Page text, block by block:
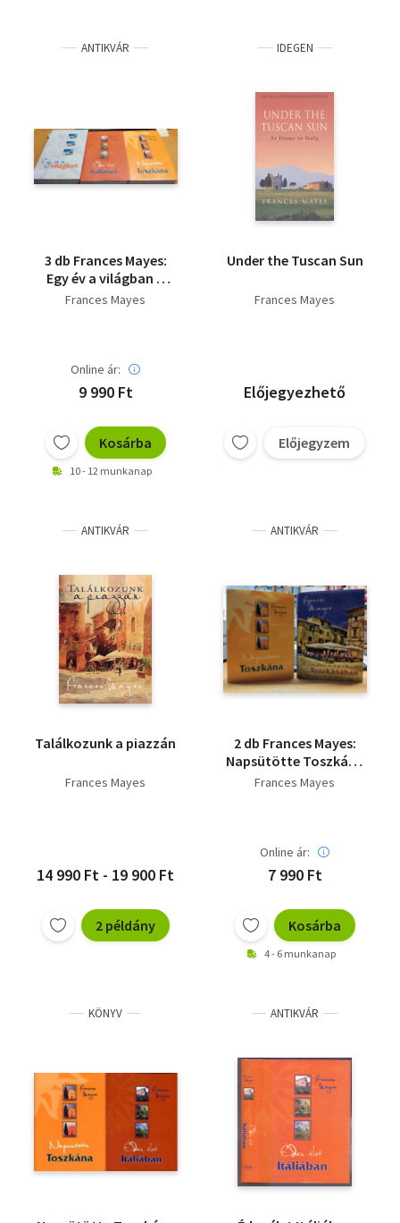
ANTIKVÁR
3 db Frances Mayes:
Egy év a világban +
Édes élet Itáliában +
Frances Mayes
Online ár:
9 990 Ft
Kosárba
10 - 12 munkanap
IDEGEN
Under the Tuscan Sun
Frances Mayes
Előjegyezhető
Előjegyzem
ANTIKVÁR
Találkozunk a piazzán
Frances Mayes
14 990 Ft - 19 900 Ft
2 példány
ANTIKVÁR
2 db Frances Mayes:
Napsütötte Toszkána
+ Mindennapok
Frances Mayes
Online ár:
7 990 Ft
Kosárba
4 - 6 munkanap
KÖNYV ANTIKVÁR